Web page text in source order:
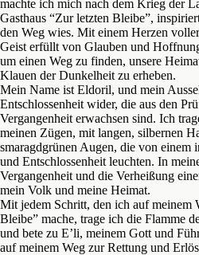
machte ich mich nach dem Krieg der
Gasthaus “Zur letzten Bleibe”,
den Weg wies. Mit einem Herzen
Geist erfüllt von Glauben und
um einen Weg zu finden, unsere
Klauen der Dunkelheit zu erheben.
Mein Name ist Eldoril, und mein
Entschlossenheit wider, die aus den
Vergangenheit erwachsen sind. Ich
meinen Zügen, mit langen, silbernen
smaragdgrünen Augen, die von einem
und Entschlossenheit leuchten. In
Vergangenheit und die Verheißung
mein Volk und meine Heimat.
Mit jedem Schritt, den ich auf meinem
Bleibe” mache, trage ich die Flamme
und bete zu E’li, meinem Gott und
auf meinem Weg zur Rettung und